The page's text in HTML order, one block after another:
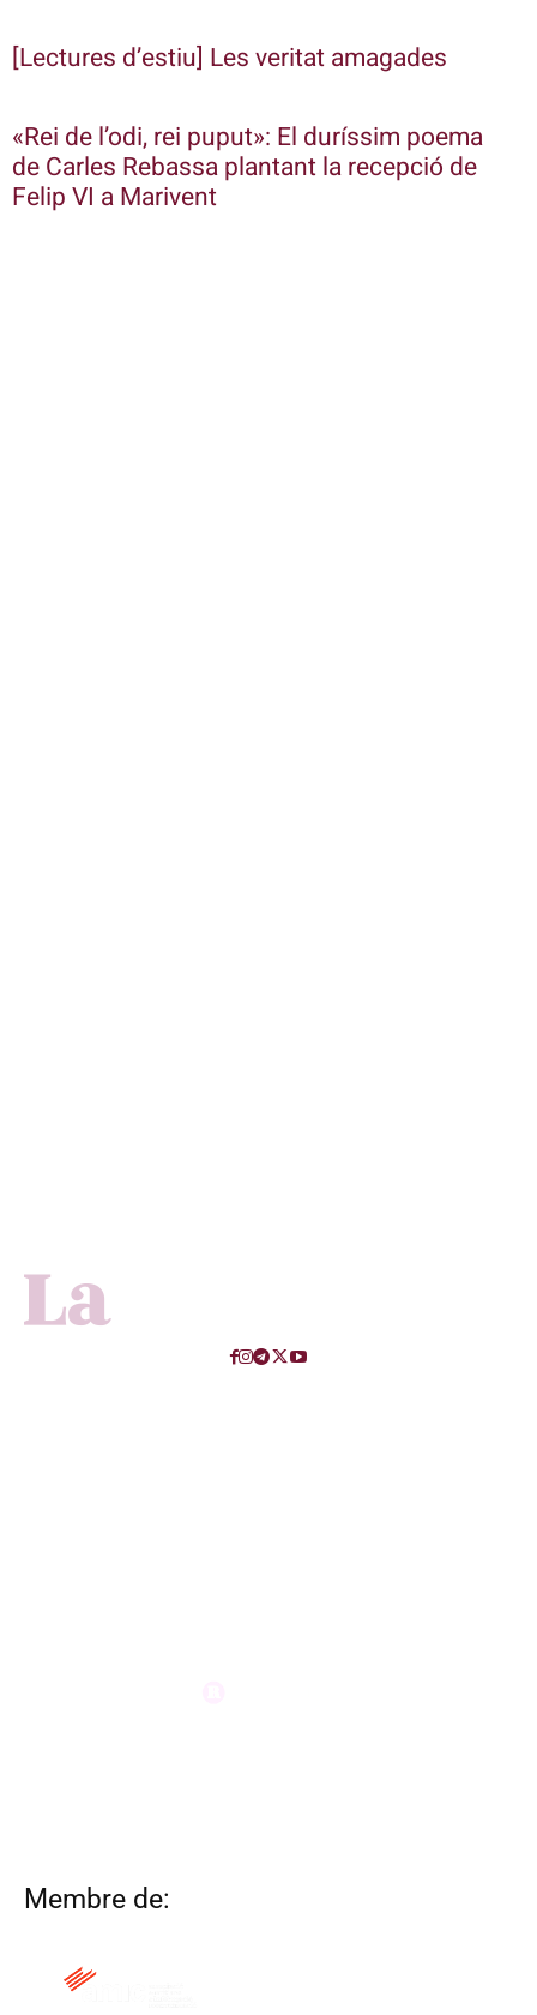
[Lectures d’estiu] Les veritat amagades
«Rei de l’odi, rei puput»: El duríssim poema
de Carles Rebassa plantant la recepció de
Felip VI a Marivent
Membre de: